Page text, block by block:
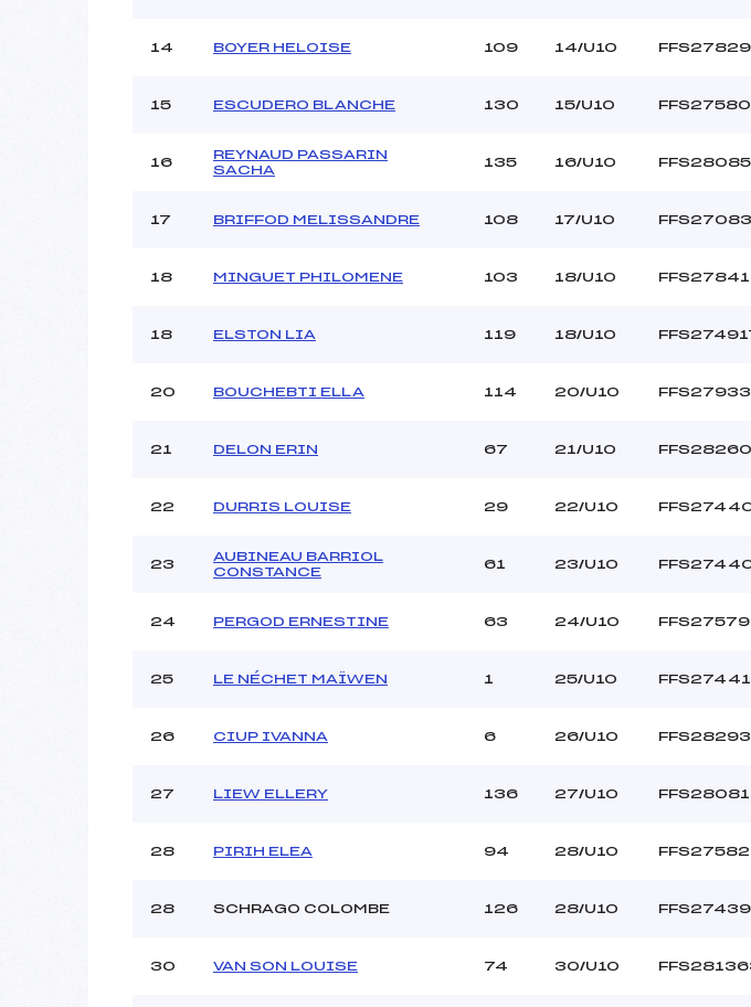
14 BOYER HELOISE 109 14/U10
15 ESCUDERO BLANCHE 130 15/U10
16
REYNAUD PASSARIN
SACHA
135 16/U10
17 BRIFFOD MELISSANDRE 108 17/U10
18 MINGUET PHILOMENE 103 18/U10
18 ELSTON LIA 119 18/U10
20 BOUCHEBTI ELLA 114 20/U10
21 DELON ERIN 67 21/U10
22 DURRIS LOUISE 29 22/U10
23
AUBINEAU BARRIOL
CONSTANCE
61 23/U10
24 PERGOD ERNESTINE 63 24/U10
25 LE NÉCHET MAÏWEN 1 25/U10
26 CIUP IVANNA 6 26/U10
27 LIEW ELLERY 136 27/U10
28 PIRIH ELEA 94 28/U10
28 SCHRAGO COLOMBE 126 28/U10
30 VAN SON LOUISE 74 30/U10